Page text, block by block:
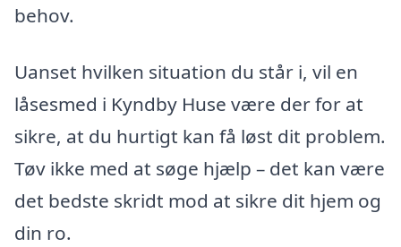
behov.
Uanset hvilken situation du står i, vil en
låsesmed i Kyndby Huse være der for at
sikre, at du hurtigt kan få løst dit problem.
Tøv ikke med at søge hjælp – det kan være
det bedste skridt mod at sikre dit hjem og
din ro.